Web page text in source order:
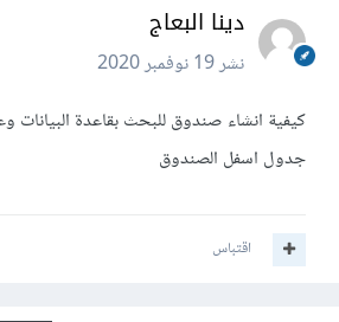
دينا البعاج
نشر19 نوفمبر 2020
كيفية انشاء صندوق للبحث بقاعدة البيانات
جدول اسفل الصندوق
اقتباس